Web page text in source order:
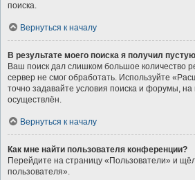
поиска.
Вернуться к началу
В результате моего поиска я получил
Ваш поиск дал слишком большое количество
сервер не смог обработать. Используйте
точно задавайте условия поиска и форумы,
осуществлён.
Вернуться к началу
Как мне найти пользователя конференции?
Перейдите на страницу «Пользователи» и
пользователя».